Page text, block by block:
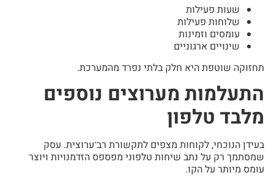
שעות פעילות
שלוחות פעילות
עומסים וזמינות
שינויים ארגוניים
תחזוקה שוטפת היא חלק בלתי נפרד מהמערכת.
התעלמות מערוצים נוספים
מלבד טלפון
בעידן הנוכחי, לקוחות מצפים לתקשורת רב־ערוצית. עסק
שמסתמך רק על נתב שיחות טלפוני מפספס הזדמנויות ויוצר
עומס מיותר על הקו.